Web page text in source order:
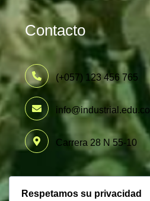
Contacto
(+057) 123 456 765
info@industrial.edu.co
Carrera 28 N 55-10
Newsletter
Respetamos su privacidad